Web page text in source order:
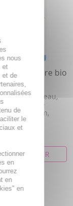
Drainaflore bio
Sureau,
Pensée
Thym,
AU PANIER
nous
et
et de
de
le
et
en
en
en